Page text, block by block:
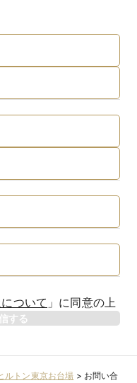
ついて 」 に同意の上
する
ルトン東京お台場 > お問い合